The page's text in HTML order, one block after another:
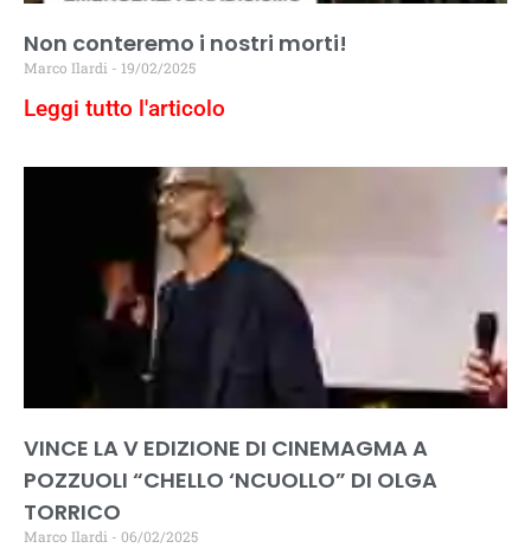
Non conteremo i nostri morti!
Marco Ilardi 19/02/2025
Leggi tutto l'articolo
VINCE LA V EDIZIONE DI CINEMAGMA A
POZZUOLI “CHELLO ‘NCUOLLO” DI OLGA
TORRICO
Marco Ilardi 06/02/2025